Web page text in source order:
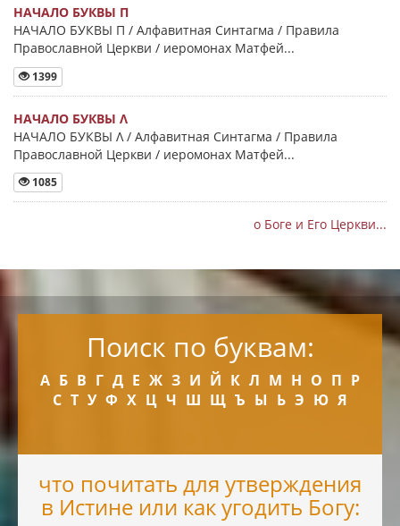
НАЧАЛО БУКВЫ Π
НАЧАЛО БУКВЫ Π / Алфавитная Синтагма / Правила
Православной Церкви / иеромонах Матфей...
1399
НАЧАЛО БУКВЫ Λ
НАЧАЛО БУКВЫ Λ / Алфавитная Синтагма / Правила
Православной Церкви / иеромонах Матфей...
1085
о Боге и Его Церкви...
Поиск по буквам:
А Б В Г Д Е Ж З И Й К Л М Н О П Р
С Т У Ф Х Ц Ч Ш Щ Ъ Ы Ь Э Ю Я
что почитать для утверждения
в Истине или как угодить Богу: